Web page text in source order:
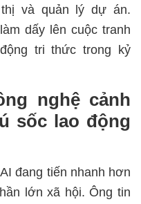
và quản lý dự án.
dấy lên cuộc tranh
tri thức trong kỷ
nghệ cảnh
sốc lao động
đang tiến nhanh hơn
lớn xã hội. Ông tin